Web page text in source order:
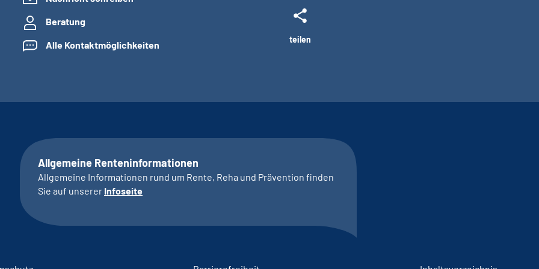
Beratung
Alle Kontaktmöglichkeiten teilen
Allgemeine Renteninformationen
Allgemeine Informationen rund um Rente, Reha und Prävention finden
Sie auf unserer Infoseite